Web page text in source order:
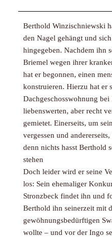
Berthold Winzischniewski
den Nagel gehängt und
hingegeben. Nachdem ihn
Briemel wegen ihrer
hat er begonnen, einen
konstruieren. Hierzu hat er
Dachgeschosswohnung
liebenswerten, aber recht
gemietet. Einerseits, um
vergessen und
denn nichts hasst Berthold
stehen
Doch leider wird er seine
los: Sein ehemaliger
Stronzbeck findet ihn und
Berthold ihn seinerzeit mit
gewöhnungsbedürftigen
wollte – und vor der Ingo